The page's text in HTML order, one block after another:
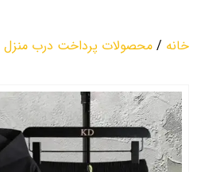
خانه / محصولات پرداخت درب منزل